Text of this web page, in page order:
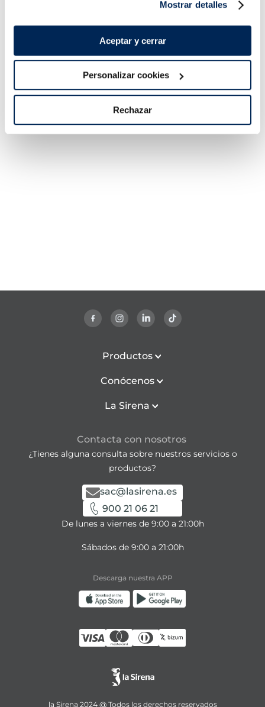
Mostrar detalles
Aceptar y cerrar
Personalizar cookies
Rechazar
Productos
Conócenos
La Sirena
Contacta con nosotros
¿Tienes alguna consulta sobre nuestros servicios o
productos?
sac@lasirena.es
900 21 06 21
De lunes a viernes de 9:00 a 21:00h
Sábados de 9:00 a 21:00h
Descarga nuestra APP
la Sirena 2024 @ Todos los derechos reservados